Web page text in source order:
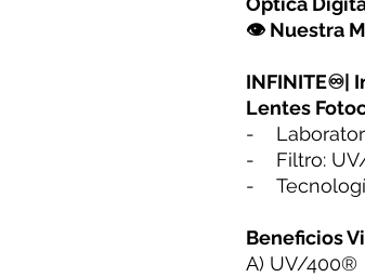
👁 Nuestra
INFINITE♾|
Lentes
-
- Filtro:
-
Beneficios
A) UV/400®️